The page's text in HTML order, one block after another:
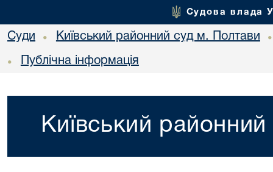
Судова влада
Суди • Київський районний суд м. Полтави •
• Публічна інформація
Київський